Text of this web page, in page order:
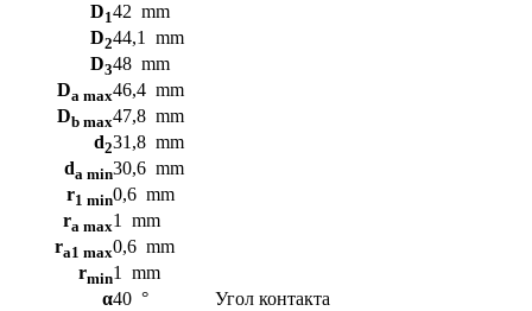
D142 mm
D244,1
mm
D348 mm
Da max46,4 mm
Db max47,8 mm
d231,8 mm
da min30,6 mm
r1 min0,6 mm
ra max1
mm
ra1 max0,6 mm
rmin1
mm
α40 °
Угол контакта